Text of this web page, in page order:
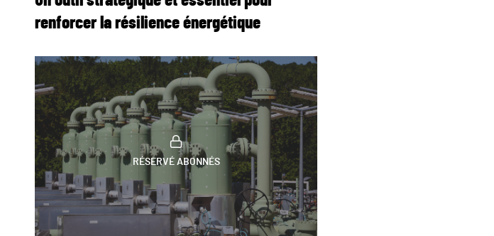
renforcer la résilience énergétique
RÉSERVÉ ABONNÉS